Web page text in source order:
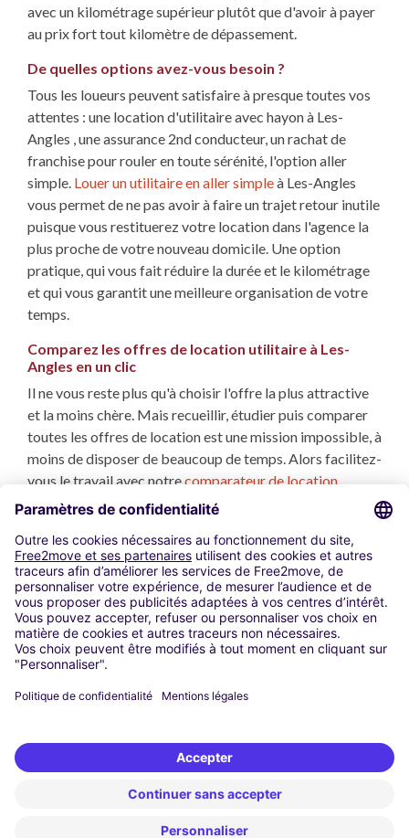
avec un kilométrage supérieur plutôt que d'avoir à payer
au prix fort tout kilomètre de dépassement.
De quelles options avez-vous besoin ?
Tous les loueurs peuvent satisfaire à presque toutes vos
attentes : une location d'utilitaire avec hayon à Les-
Angles , une assurance 2nd conducteur, un rachat de
franchise pour rouler en toute sérénité, l'option aller
simple. Louer un utilitaire en aller simpleà Les-Angles
vous permet de ne pas avoir à faire un trajet retour inutile
puisque vous restituerez votre location dans l'agence la
plus proche de votre nouveau domicile. Une option
pratique, qui vous fait réduire la durée et le kilométrage
et qui vous garantit une meilleure organisation de votre
temps.
Comparez les offres de location utilitaire à Les-
Angles en un clic
Il ne vous reste plus qu'à choisir l'offre la plus attractive
et la moins chère. Mais recueillir, étudier puis comparer
toutes les offres de location est une mission impossible, à
moins de disposer de beaucoup de temps. Alors facilitez-
vous le travail avec notrecomparateur de location
utilitaire. Nous analysons et comparons toutes les
critères, et en quelques secondes vous disposez des
propositions les plus avantageuses.
Utilisation de cookies
Mentions Légales
Conditions d’utilisations
Comparateur-location-utilitaire.fr à l'international
alquilo-una-furgoneta.com
confronta-noleggio-furgoni.com